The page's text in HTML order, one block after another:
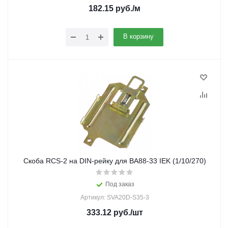
182.15 руб./м
В корзину
Скоба RCS-2 на DIN-рейку для ВА88-33 IEK (1/10/270)
Под заказ
Артикул: SVA20D-S35-3
333.12руб./шт